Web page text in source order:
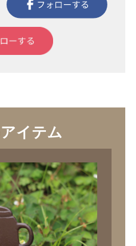
イテム